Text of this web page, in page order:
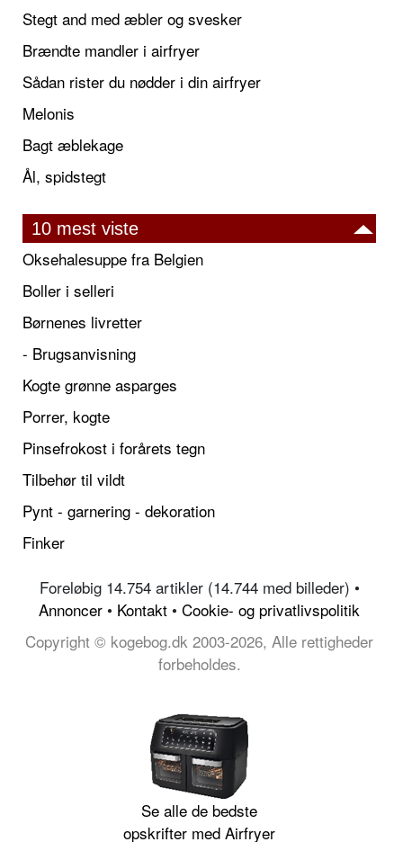
Stegt and med æbler og svesker
Brændte mandler i airfryer
Sådan rister du nødder i din airfryer
Melonis
Bagt æblekage
Ål, spidstegt
10 mest viste
Oksehalesuppe fra Belgien
Boller i selleri
Børnenes livretter
- Brugsanvisning
Kogte grønne asparges
Porrer, kogte
Pinsefrokost i forårets tegn
Tilbehør til vildt
Pynt - garnering - dekoration
Finker
Foreløbig 14.754 artikler (14.744 med billeder) •
Annoncer • Kontakt • Cookie- og privatlivspolitik
Copyright © kogebog.dk 2003-2026, Alle rettigheder
forbeholdes.
Se alle de bedste
opskrifter med Airfryer